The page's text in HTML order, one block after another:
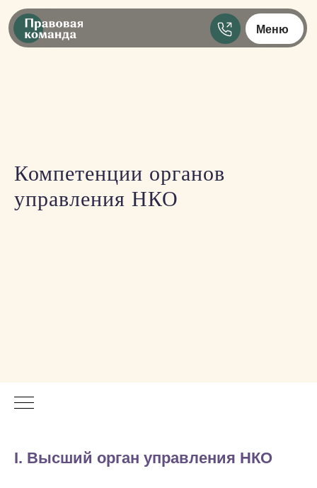
Меню
Компетенции органов
управления НКО
I. Высший орган управления НКО